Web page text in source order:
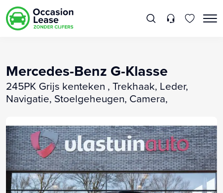
Mercedes-Benz G-Klasse
245PK Grijs kenteken , Trekhaak, Leder,
Navigatie, Stoelgeheugen, Camera,